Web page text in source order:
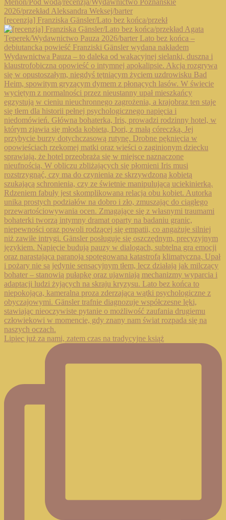
[recenzja] Franziska Gänsler/Lato bez końca/przekł
Lipiec już za nami, zatem czas na tradycyjne książ